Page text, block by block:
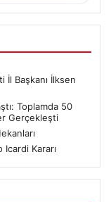
İl Başkanı İlksen
Toplamda 50
Gerçekleşti
Kararı